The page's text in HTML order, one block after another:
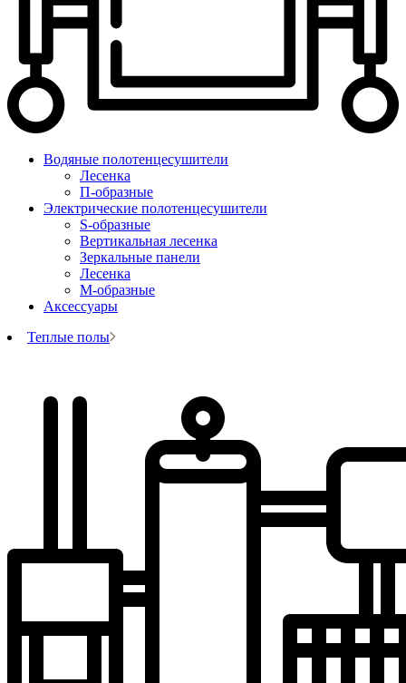
Водяные полотенцесушители
Лесенка
П-образные
Электрические полотенцесушители
S-образные
Вертикальная лесенка
Зеркальные панели
Лесенка
М-образные
Аксессуары
Теплые полы